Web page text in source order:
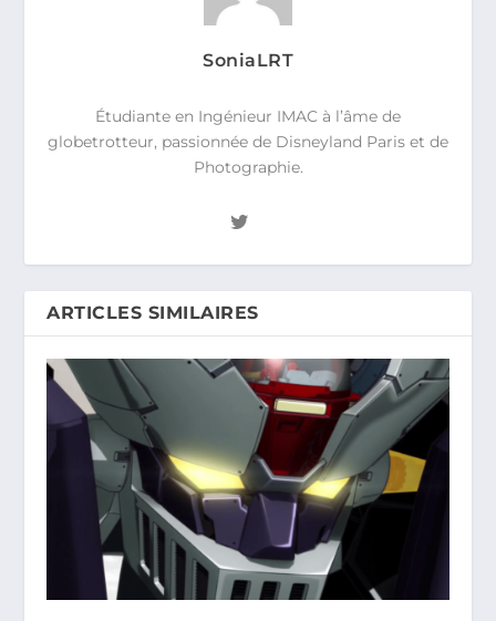
SoniaLRT
Étudiante en Ingénieur IMAC à l’âme de
globetrotteur, passionnée de Disneyland Paris et de
Photographie.
ARTICLES SIMILAIRES